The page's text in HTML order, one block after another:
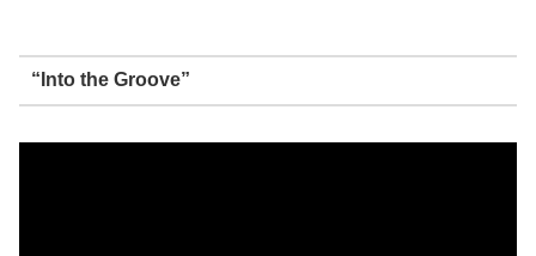
“Into the Groove”